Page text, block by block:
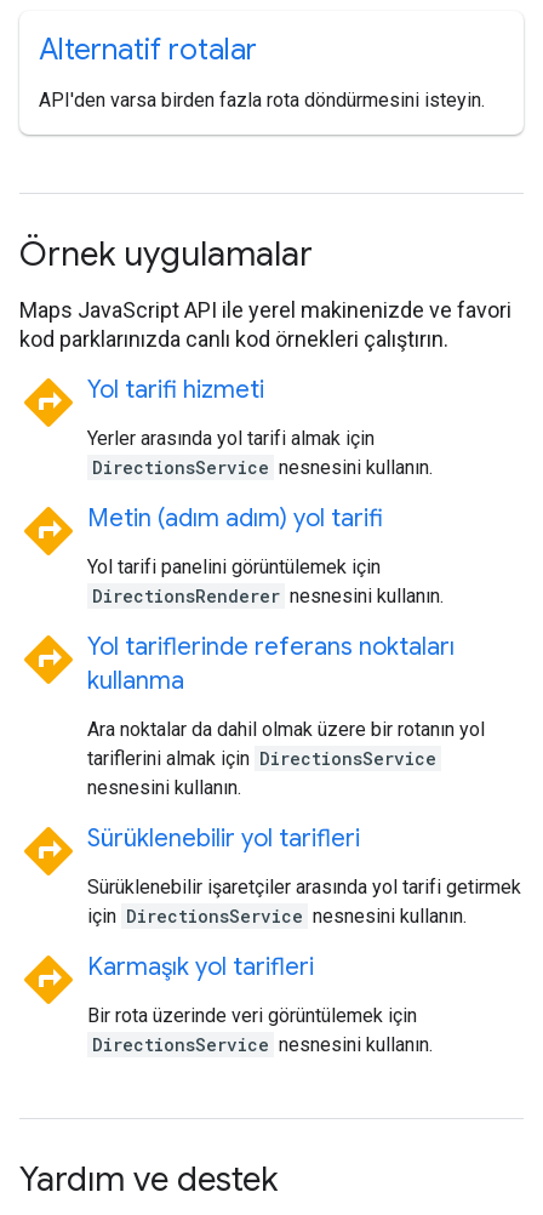
Alternatif rotalar
API'den varsa birden fazla rota döndürmesini isteyin.
Örnek uygulamalar
Maps JavaScript API ile yerel makinenizde ve favori
kod parklarınızda canlı kod örnekleri çalıştırın.
directions Yol tarifi hizmeti
Yerler arasında yol tarifi almak için
DirectionsService nesnesini kullanın.
directions Metin (adım adım) yol tarifi
Yol tarifi panelini görüntülemek için
DirectionsRenderer nesnesini kullanın.
directions Yol tariflerinde referans noktaları
kullanma
Ara noktalar da dahil olmak üzere bir rotanın yol
tariflerini almak için DirectionsService
nesnesini kullanın.
directions Sürüklenebilir yol tarifleri
Sürüklenebilir işaretçiler arasında yol tarifi getirmek
için DirectionsService nesnesini kullanın.
directions Karmaşık yol tarifleri
Bir rota üzerinde veri görüntülemek için
DirectionsService nesnesini kullanın.
Yardım ve destek